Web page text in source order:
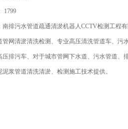
1799
南排污水管道疏通清淤机器人CCTV检测工程
管网清淤清洗检测、专业高压清洗管道车、污
压排污车、对于城市管网下水道、污水管道、
泥浆管道清洗清淤、检测施工技术提供。